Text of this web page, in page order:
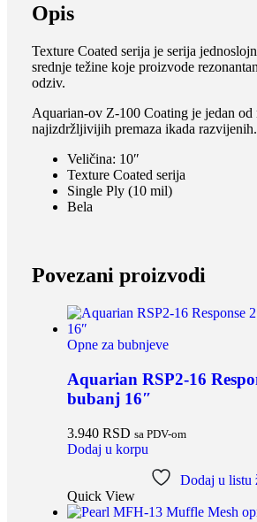
Opis
Texture Coated serija je serija
srednje težine koje proizvode
odziv.
Aquarian-ov Z-100 Coating je jedan od
najizdržljivijih premaza ikada razvijenih.
Veličina: 10″
Texture Coated serija
Single Ply (10 mil)
Bela
Povezani proizvodi
Opne za bubnjeve
Aquarian RSP2-16
bubanj 16″
3.940 RSD sa PDV-om
Dodaj u korpu
Dodaj u listu
Quick View